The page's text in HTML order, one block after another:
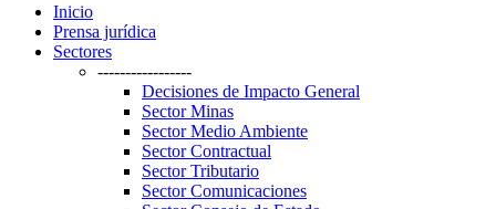
Inicio
Prensa jurídica
Sectores
-----------------
Decisiones de Impacto General
Sector Minas
Sector Medio Ambiente
Sector Contractual
Sector Tributario
Sector Comunicaciones